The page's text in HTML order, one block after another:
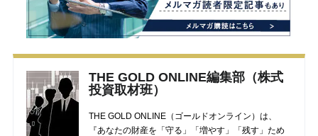
THE GOLD ONLINE編集部（株式
投資取材班）
THE GOLD ONLINE（ゴールドオンライン）は、
『あなたの財産を「守る」「増やす」「残す」ため